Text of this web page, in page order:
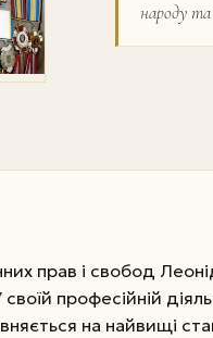
народу та
прав і свобод
професійній
на найвищі